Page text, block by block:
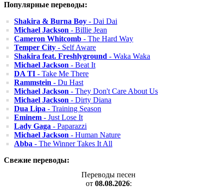
Популярные переводы:
Shakira & Burna Boy - Dai Dai
Michael Jackson - Billie Jean
Cameron Whitcomb - The Hard Way
Temper City - Self Aware
Shakira feat. Freshlyground - Waka Waka
Michael Jackson - Beat It
DA TI - Take Me There
Rammstein - Du Hast
Michael Jackson - They Don't Care About Us
Michael Jackson - Dirty Diana
Dua Lipa - Training Season
Eminem - Just Lose It
Lady Gaga - Paparazzi
Michael Jackson - Human Nature
Abba - The Winner Takes It All
Свежие переводы:
Переводы песен
от 08.08.2026: